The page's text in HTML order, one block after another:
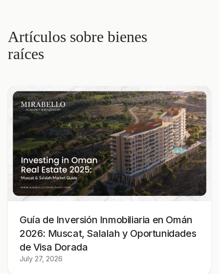
Artículos sobre bienes
raíces
Guía de Inversión Inmobiliaria en Omán
2026: Muscat, Salalah y Oportunidades
de Visa Dorada
July 27, 2026